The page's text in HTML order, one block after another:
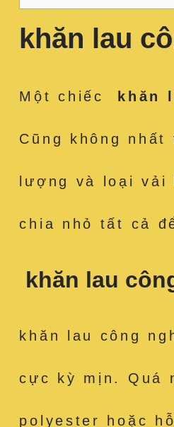
khăn lau
Một chiếc khăn
Cũng không
lượng và loại
chia nhỏ tất cả
khăn lau
khăn lau công
cực kỳ mịn. Quá
polyester hoặc